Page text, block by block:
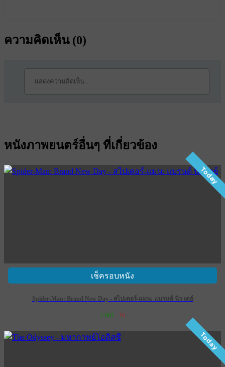
ความคิดเห็น (0)
หนังภาพยนตร์อื่นๆ ที่เกี่ยวข้อง
Today
เช็ครอบหนัง
Spider-Man: Brand New Day - สไปเดอร์-แมน: แบรนด์ นิว เดย์
1,061 16
Today